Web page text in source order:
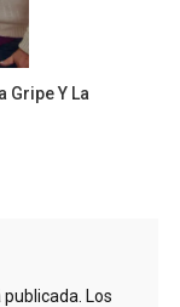
Gripe Y La
Los